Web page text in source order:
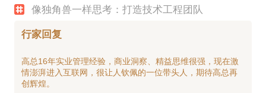
像独角兽一样思考：打造技术工程团队
行家回复
高总16年实业管理经验，商业洞察、精益思维很强，现在激
情澎湃进入互联网，很让人钦佩的一位带头人，期待高总再